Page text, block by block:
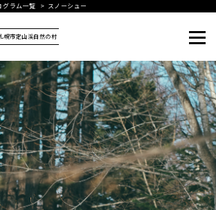
メニュー
グラム一覧 > スノーシュー
幌市定山渓自然の村